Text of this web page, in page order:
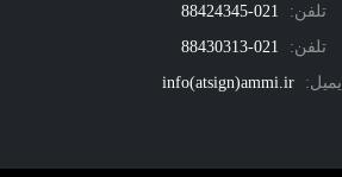
021-88424345
021-88430313
info(atsign)ammi.ir